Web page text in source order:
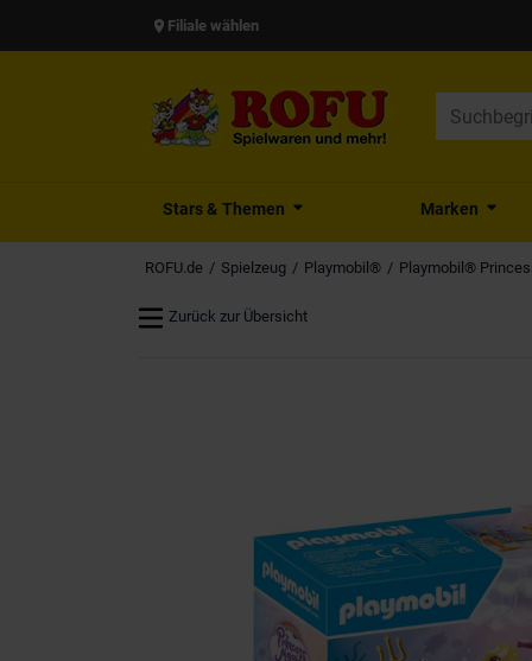
Filiale wählen
Stars & Themen Marken
ROFU.de Spielzeug Playmobil® Playmobil®
Zurück zur Übersicht